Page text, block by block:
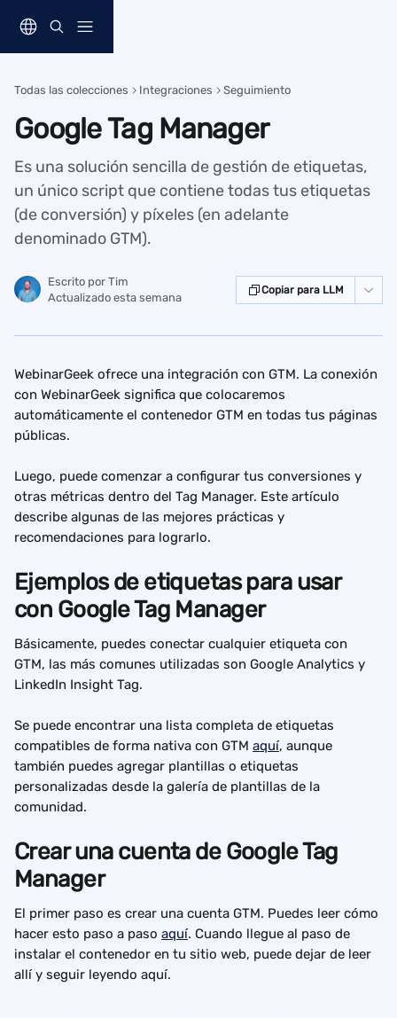
Todas las colecciones Integraciones Seguimiento
Google Tag Manager
Es una solución sencilla de gestión de etiquetas,
un único script que contiene todas tus etiquetas
(de conversión) y píxeles (en adelante
denominado GTM).
Escrito por Tim
Actualizado esta semana
Copiar para LLM
WebinarGeek ofrece una integración con GTM. La conexión
con WebinarGeek significa que colocaremos
automáticamente el contenedor GTM en todas tus páginas
públicas.
Luego, puede comenzar a configurar tus conversiones y
otras métricas dentro del Tag Manager. Este artículo
describe algunas de las mejores prácticas y
recomendaciones para lograrlo.
Ejemplos de etiquetas para usar
con Google Tag Manager
Básicamente, puedes conectar cualquier etiqueta con
GTM, las más comunes utilizadas son Google Analytics y
LinkedIn Insight Tag.
Se puede encontrar una lista completa de etiquetas
compatibles de forma nativa con GTM aquí, aunque
también puedes agregar plantillas o etiquetas
personalizadas desde la galería de plantillas de la
comunidad.
Crear una cuenta de Google Tag
Manager
El primer paso es crear una cuenta GTM. Puedes leer cómo
hacer esto paso a paso aquí. Cuando llegue al paso de
instalar el contenedor en tu sitio web, puede dejar de leer
allí y seguir leyendo aquí.